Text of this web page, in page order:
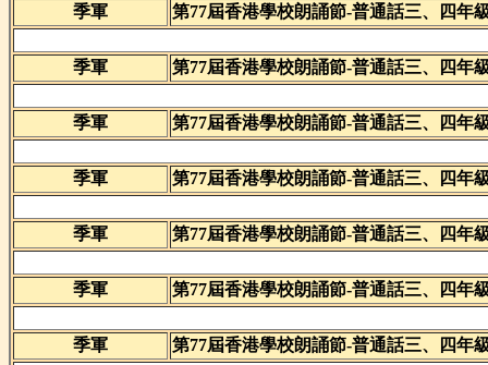
季軍 第77屆香港學校朗誦節-普通話三、四年
季軍 第77屆香港學校朗誦節-普通話三、四年
季軍 第77屆香港學校朗誦節-普通話三、四年
季軍 第77屆香港學校朗誦節-普通話三、四年
季軍 第77屆香港學校朗誦節-普通話三、四年
季軍 第77屆香港學校朗誦節-普通話三、四年
季軍 第77屆香港學校朗誦節-普通話三、四年